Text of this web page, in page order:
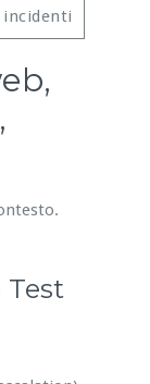
incidenti
Test